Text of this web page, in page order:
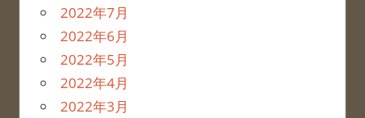
2022年7月
2022年6月
2022年5月
2022年4月
2022年3月